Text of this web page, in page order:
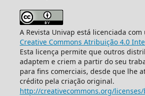
A Revista Univap está licenciada com
Creative Commons Atribuição 4.0
Esta licença permite que outros
adaptem e criem a partir do seu
para fins comerciais, desde que lhe
crédito pela criação original.
http://creativecommons.org/